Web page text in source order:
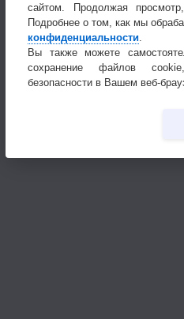
сайтом. Продолжая
Подробнее о том, как мы
конфиденциальности
Вы также можете
сохранение файлов
безопасности в Вашем веб-